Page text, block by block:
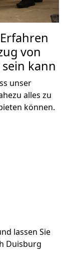
von
kann
unser
alles zu
können.
lassen Sie
Duisburg